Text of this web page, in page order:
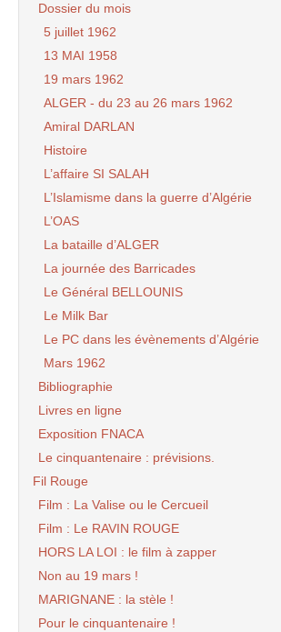
Dossier du mois
5 juillet 1962
13 MAI 1958
19 mars 1962
ALGER - du 23 au 26 mars 1962
Amiral DARLAN
Histoire
L’affaire SI SALAH
L’Islamisme dans la guerre d’Algérie
L’OAS
La bataille d’ALGER
La journée des Barricades
Le Général BELLOUNIS
Le Milk Bar
Le PC dans les évènements d’Algérie
Mars 1962
Bibliographie
Livres en ligne
Exposition FNACA
Le cinquantenaire : prévisions.
Fil Rouge
Film : La Valise ou le Cercueil
Film : Le RAVIN ROUGE
HORS LA LOI : le film à zapper
Non au 19 mars !
MARIGNANE : la stèle !
Pour le cinquantenaire !